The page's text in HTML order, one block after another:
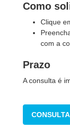
Como
Clique
com a
Prazo
A consulta é